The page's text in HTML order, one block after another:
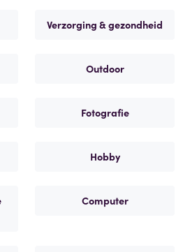
Verzorging & gezondheid
Outdoor
Fotografie
Hobby
Computer